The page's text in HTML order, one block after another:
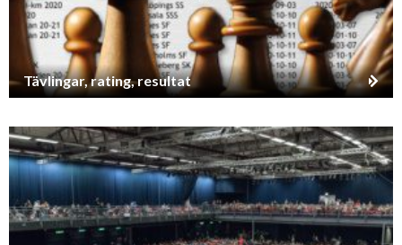
Tävlingar, rating, resultat